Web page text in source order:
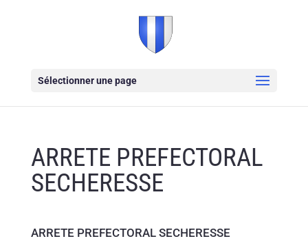
Sélectionner une page
ARRETE PREFECTORAL
SECHERESSE
ARRETE PREFECTORAL SECHERESSE